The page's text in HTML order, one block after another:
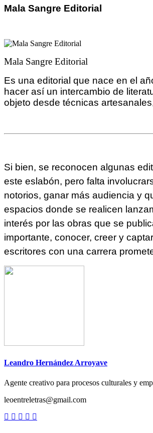
Mala Sangre Editorial
Mala Sangre Editorial
Es una editorial que nace en el
hacer así un intercambio de
objeto desde técnicas
Si bien, se reconocen algunas
este eslabón, pero falta
notorios, ganar más audiencia y
espacios donde se realicen
interés por las obras que se
importante, conocer, creer y
escritores con una carrera
Leandro Hernández Arroyave
Agente creativo para procesos culturales y
leoentreletras@gmail.com